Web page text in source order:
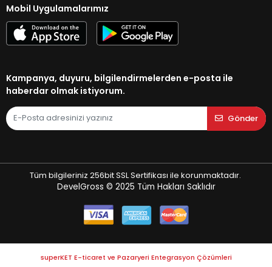
Mobil Uygulamalarımız
Kampanya, duyuru, bilgilendirmelerden e-posta ile
haberdar olmak istiyorum.
Gönder
Tüm bilgileriniz 256bit SSL Sertifikası ile korunmaktadır.
DevelGross © 2025 Tüm Hakları Saklıdır
superKET E-ticaret ve Pazaryeri Entegrasyon Çözümleri